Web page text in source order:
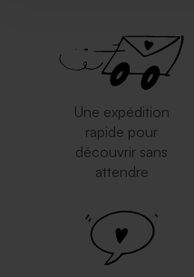
Une expédition
rapide pour
découvrir sans
attendre